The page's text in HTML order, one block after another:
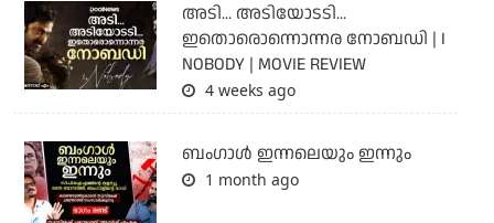
അടി... അടിയോടടി...
ഇതൊരൊന്നൊന്നര നോബഡി | I
NOBODY | MOVIE REVIEW
4 weeks ago
ബംഗാള്‍ ഇന്നലെയും ഇന്നും
1 month ago